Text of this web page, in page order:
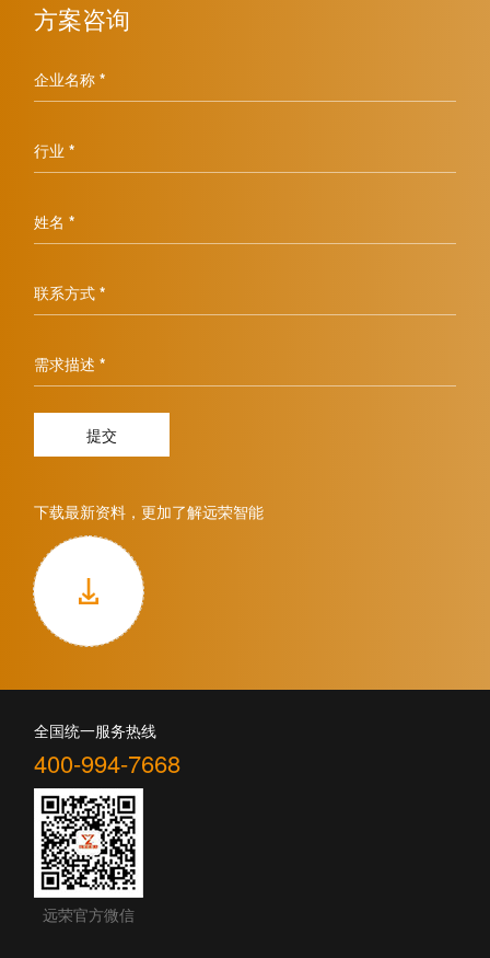
方案咨询
企业名称 *
行业 *
姓名 *
联系方式 *
需求描述 *
提交
下载最新资料，更加了解远荣智能
全国统一服务热线
400-994-7668
远荣官方微信